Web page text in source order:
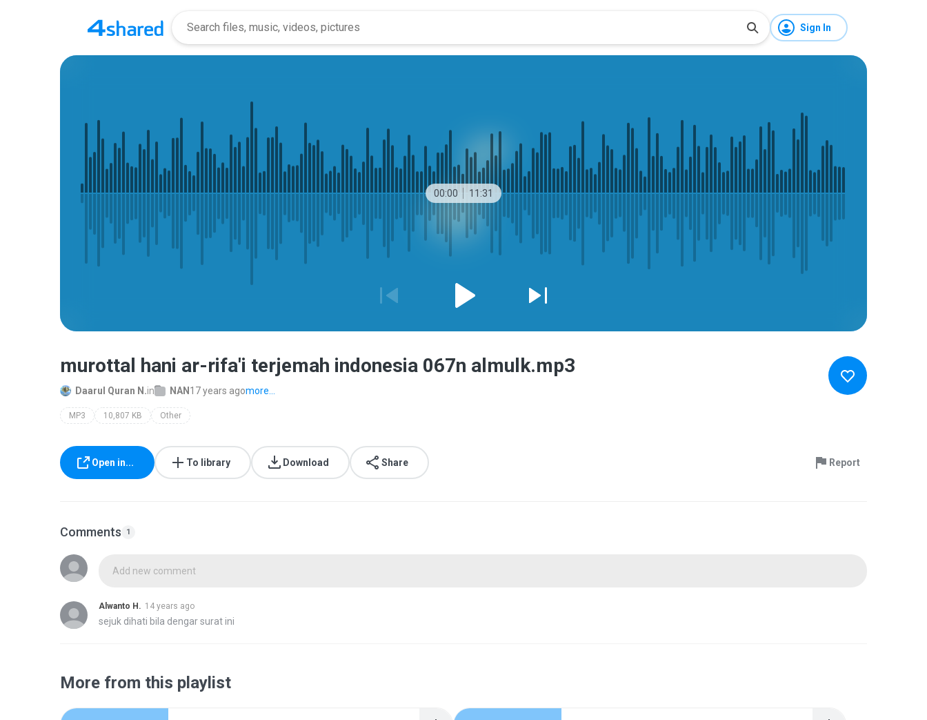
Sign In
00:00 11:31
murottal hani ar-rifa'i terjemah indonesia 067n almulk.mp3
Daarul Quran N.in NAN 17 years agomore...
MP3 10,807 KB Other
Open in... To library Download Share Report
Comments 1
Add new comment
Alwanto H. 14 years ago
sejuk dihati bila dengar surat ini
More from this playlist